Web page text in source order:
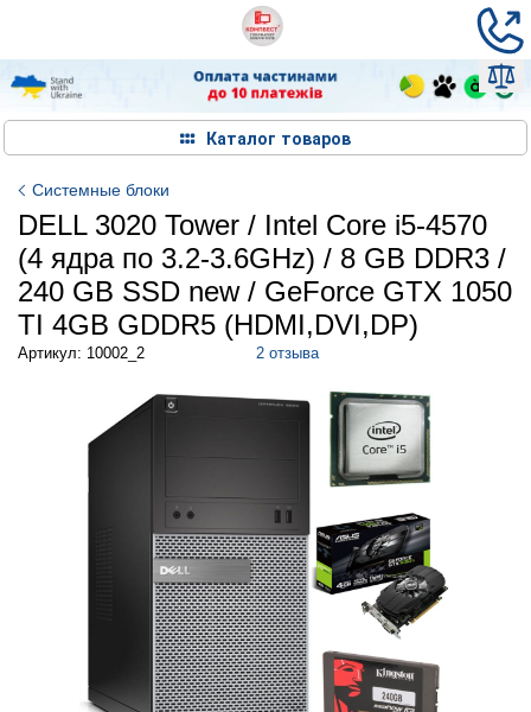
Каталог товаров
Системные блоки
DELL 3020 Tower / Intel Core i5-4570
(4 ядра по 3.2-3.6GHz) / 8 GB DDR3 /
240 GB SSD new / GeForce GTX 1050
TI 4GB GDDR5 (HDMI,DVI,DP)
Артикул: 10002_2 2 отзыва